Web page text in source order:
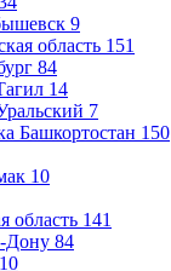
9
область 151
84
14
7
Башкортостан 150
10
область 141
Дону 84
10